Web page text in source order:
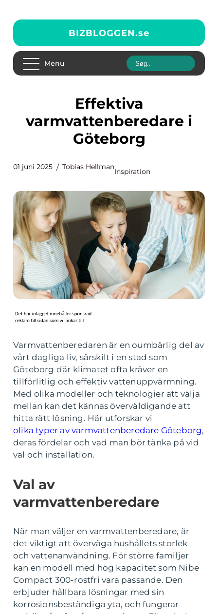
BIZBLOGGEN.se
Menu
Effektiva
varmvattenberedare i
Göteborg
01 juni 2025 Tobias Hellman
Inspiration
Varmvattenberedaren är en oumbärlig del av
vårt dagliga liv, särskilt i en stad som
Göteborg där klimatet ofta kräver en
tillförlitlig och effektiv vattenuppvärmning.
Med olika modeller och teknologier att välja
mellan kan det kännas överväldigande att
hitta rätt lösning. Här utforskar vi
olika typer av varmvattenberedare Göteborg,
deras fördelar och vad man bör tänka på vid
val och installation.
Val av
varmvattenberedare
När man väljer en varmvattenberedare, är
det viktigt att överväga hushållets storlek
och vattenanvändning. För större familjer
kan en modell med hög kapacitet som Nibe
Compact 300-rostfri vara passande. Den
erbjuder hållbara lösningar med sin
korrosionsbeständiga yta, och fungerar